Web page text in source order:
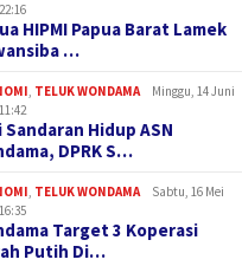
HIPMI Papua Barat Lamek
…
, TELUK WONDAMA
Minggu, 14 Juni
Sandaran Hidup ASN
DPRK S…
, TELUK WONDAMA
Sabtu, 16 Mei
Target 3 Koperasi
Putih Di…